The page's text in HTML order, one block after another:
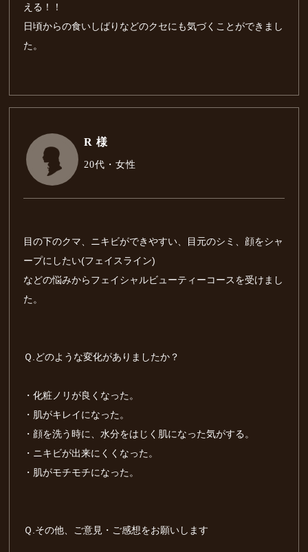
える！！
日頃からの食いしばりなどのクセにも気づくことができまし
た。
R 様
20代・女性
目の下のクマ、ニキビができやすい、目元のシミ、顔をシャ
ープにしたい(フェイスライン)
などの悩みからフェイシャルビューティーコースを受けまし
た。
Ｑ.どのような変化がありましたか？
・化粧ノリが良くなった。
・肌がキレイになった。
・顔を洗う時に、水分をはじく肌になった気がする。
・ニキビが出来にくくなった。
・肌がモチモチになった。
Ｑ.その他、ご意見・ご感想をお願いします